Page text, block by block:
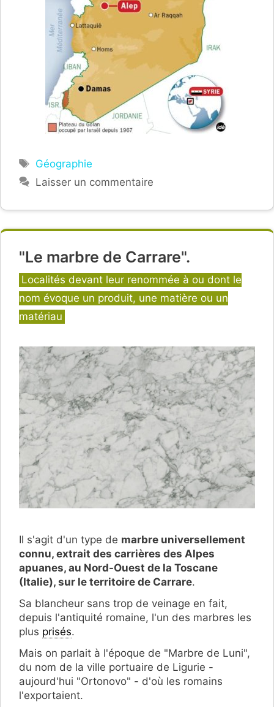
Étiquettes
Géographie
Laisser un commentaire
"Le marbre de Carrare".
Catégories
Localités devant leur renommée à ou dont le
nom évoque un produit, une matière ou un
matériau
Il s'agit d'un type de marbre universellement
connu, extrait des carrières des Alpes
apuanes, au Nord-Ouest de la Toscane
(Italie), sur le territoire de Carrare.
Sa blancheur sans trop de veinage en fait,
depuis l'antiquité romaine, l'un des marbres les
plus prisés.
Mais on parlait à l'époque de "Marbre de Luni",
du nom de la ville portuaire de Ligurie -
aujourd'hui "Ortonovo" - d'où les romains
l'exportaient.